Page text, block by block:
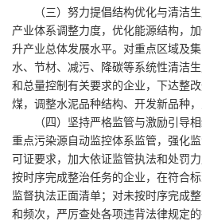
（三）努力提倡结构优化与清洁生
产业体系调整力度，优化能源结构，
升产业总体发展水平。对重点区域及
水、节材、减污、降碳等系统性清洁
和总量控制有关要求的企业，下达整
煤，调整水泥品种结构、开发新品种，
（四）坚持严格监管与激励引导相
重点污染源自动监控体系监管，强化
可证要求，加大依证监管执法和处罚
按时序完成整治任务的企业，在符合
监督执法正面清单；对未按时序完成
和频次，严厉查处各项违背法律规定